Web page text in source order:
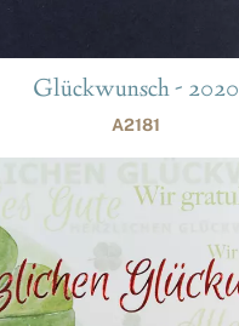
Glückwunsch - 2020
A2181